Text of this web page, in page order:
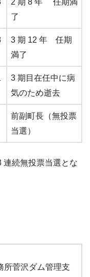
2 期 8 年 任期満
了
3 期 12 年 任期
満了
3 期目在任中に病
気のため逝去
前副町長（無投票
当選）
連続無投票当選とな
所菅沢ダム管理支